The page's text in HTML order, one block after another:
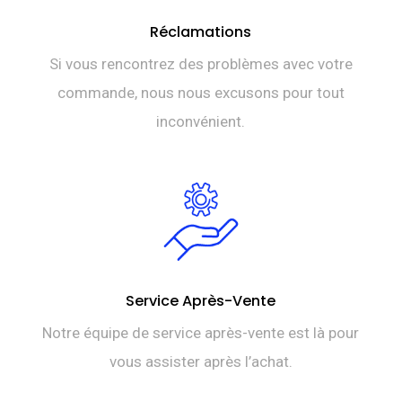
Réclamations
Si vous rencontrez des problèmes avec votre
commande, nous nous excusons pour tout
inconvénient.
Service Après-Vente
Notre équipe de service après-vente est là pour
vous assister après l’achat.